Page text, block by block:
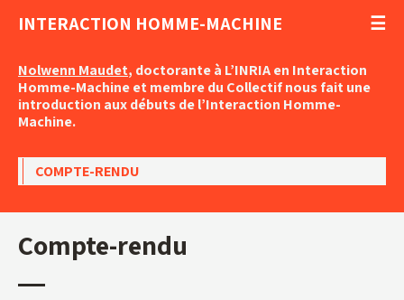
INTERACTION HOMME-MACHINE
Nolwenn Maudet, doctorante à L’INRIA en Interaction
Homme-Machine et membre du Collectif nous fait une
introduction aux débuts de l’Interaction Homme-
Machine.
COMPTE-RENDU
Compte-rendu